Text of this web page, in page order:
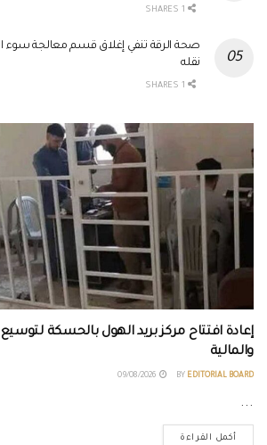
صحة الرقة تنفي إغلاق قسم معالجة سوء
نقله
إعادة افتتاح مركز بريد الهول بالحسكة لتوسيع
والمالية
BY EDITORIAL BOARD
...
أكمل القراءة